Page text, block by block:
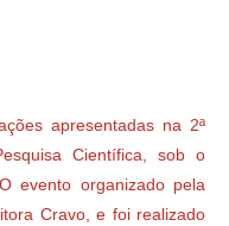
apresentadas na 2ª
Científica, sob o
evento organizado pela
Cravo, e foi realizado